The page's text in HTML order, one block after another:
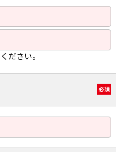
ださい。
必須